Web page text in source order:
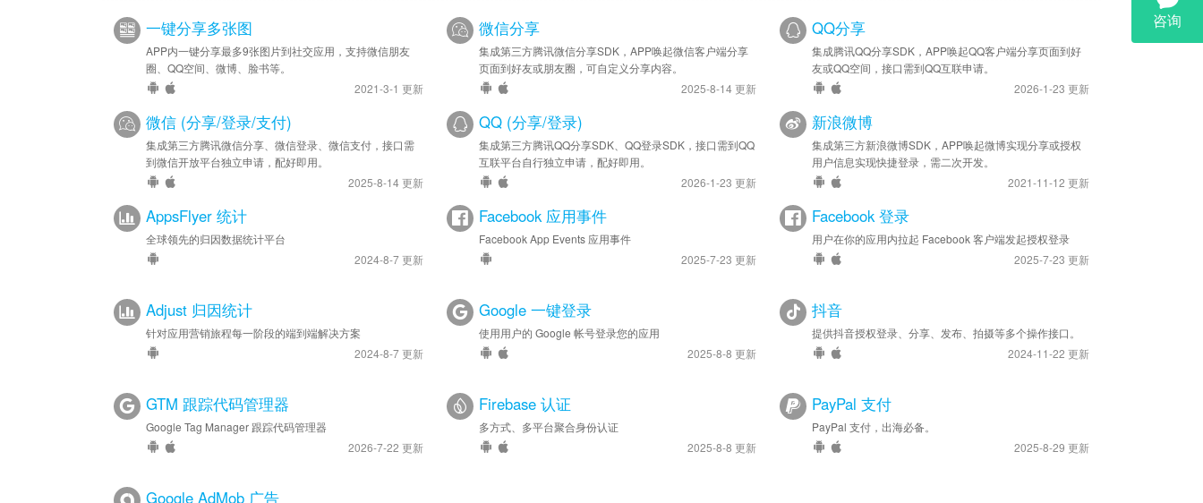
2022-03-07
安卓新增 - 接入 Facebook Share 分享
一键分享多张图
APP内一键分享最多9张图片到社交应用，支持微信朋友
圈、QQ空间、微博、脸书等。
2021-3-1 更新
微信分享
集成第三方腾讯微信分享SDK，APP唤起微信客户端分享
页面到好友或朋友圈，可自定义分享内容。
2025-8-14 更新
QQ分享
集成腾讯QQ分享SDK，APP唤起QQ客户端分享页面到好
友或QQ空间，接口需到QQ互联申请。
2026-1-23 更新
微信 (分享/登录/支付)
集成第三方腾讯微信分享、微信登录、微信支付，接口需
到微信开放平台独立申请，配好即用。
2025-8-14 更新
QQ (分享/登录)
集成第三方腾讯QQ分享SDK、QQ登录SDK，接口需到QQ
互联平台自行独立申请，配好即用。
2026-1-23 更新
新浪微博
集成第三方新浪微博SDK，APP唤起微博实现分享或授权
用户信息实现快捷登录，需二次开发。
2021-11-12 更新
AppsFlyer 统计
全球领先的归因数据统计平台
2024-8-7 更新
Facebook 应用事件
Facebook App Events 应用事件
2025-7-23 更新
Facebook 登录
用户在你的应用内拉起 Facebook 客户端发起授权登录
2025-7-23 更新
Adjust 归因统计
针对应用营销旅程每一阶段的端到端解决方案
2024-8-7 更新
Google 一键登录
使用用户的 Google 帐号登录您的应用
2025-8-8 更新
抖音
提供抖音授权登录、分享、发布、拍摄等多个操作接口。
2024-11-22 更新
GTM 跟踪代码管理器
Google Tag Manager 跟踪代码管理器
2026-7-22 更新
Firebase 认证
多方式、多平台聚合身份认证
2025-8-8 更新
PayPal 支付
PayPal 支付，出海必备。
2025-8-29 更新
Google AdMob 广告